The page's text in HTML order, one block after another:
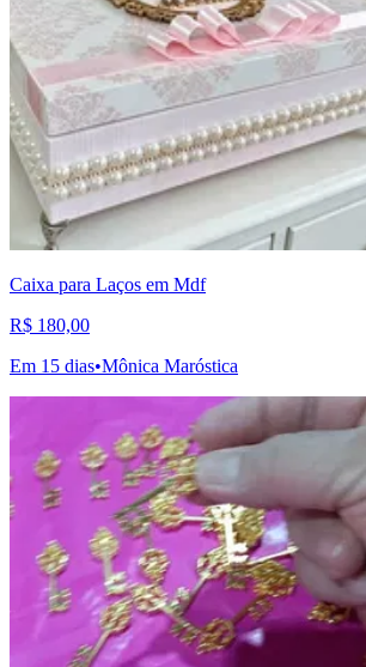
Caixa para Laços em Mdf
R$ 180,00
Em 15 dias•Mônica Maróstica